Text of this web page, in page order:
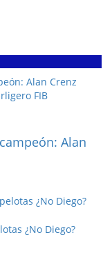
Alan
¿No Diego?